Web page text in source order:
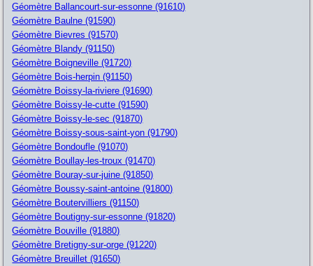
Géomètre Ballancourt-sur-essonne (91610)
Géomètre Baulne (91590)
Géomètre Bievres (91570)
Géomètre Blandy (91150)
Géomètre Boigneville (91720)
Géomètre Bois-herpin (91150)
Géomètre Boissy-la-riviere (91690)
Géomètre Boissy-le-cutte (91590)
Géomètre Boissy-le-sec (91870)
Géomètre Boissy-sous-saint-yon (91790)
Géomètre Bondoufle (91070)
Géomètre Boullay-les-troux (91470)
Géomètre Bouray-sur-juine (91850)
Géomètre Boussy-saint-antoine (91800)
Géomètre Boutervilliers (91150)
Géomètre Boutigny-sur-essonne (91820)
Géomètre Bouville (91880)
Géomètre Bretigny-sur-orge (91220)
Géomètre Breuillet (91650)